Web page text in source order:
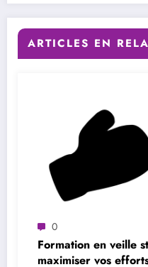
ARTICLES EN
0
Formation en veille
maximiser vos